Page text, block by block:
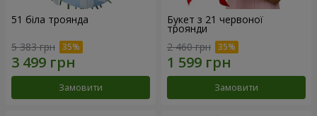
51 біла троянда
5 383 грн
Замовити
Букет з 21 червоної
троянди
2 460 грн
Замовити